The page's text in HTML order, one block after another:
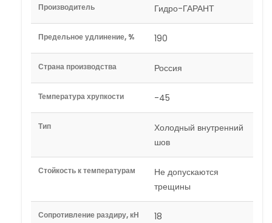
Производитель Гидро-ГАРАНТ
Предельное удлинение, % 190
Страна производства Россия
Температура хрупкости -45
Тип
Холодный внутренний
шов
Стойкость к температурам
Не допускаются
трещины
Сопротивление раздиру, кН 18